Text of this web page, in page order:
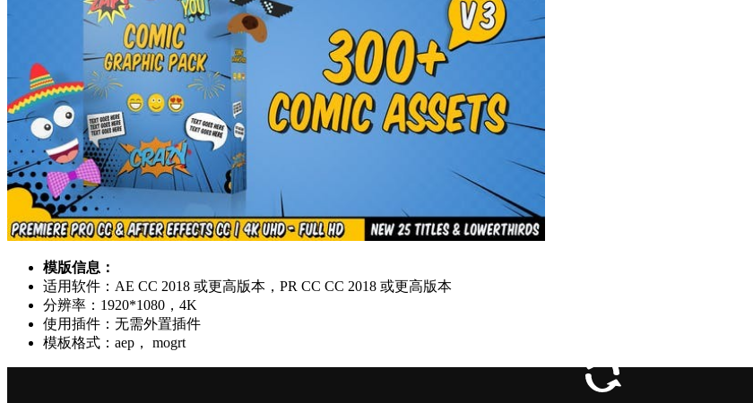
模版信息：
适用软件：AE CC 2018 或更高版本，PR CC CC 2018 或更高版本
分辨率：1920*1080，4K
使用插件：无需外置插件
模板格式：aep， mogrt